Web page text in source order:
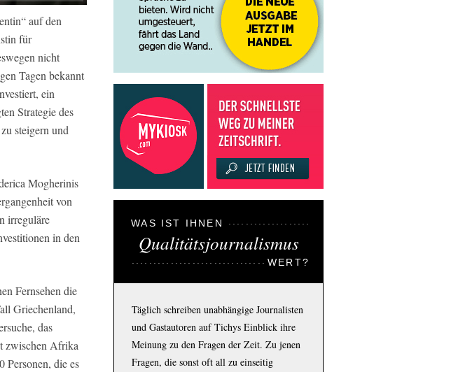
auf den
für
nicht
Tagen bekannt
ein
Strategie des
steigern und
Mogherinis
von
irreguläre
in den
Fernsehen die
Griechenland,
das
zwischen Afrika
Personen, die es
WAS IST IHNEN
Qualitätsjournalismus
WERT?
Täglich schreiben unabhängige Journalisten
und Gastautoren auf Tichys Einblick ihre
Meinung zu den Fragen der Zeit. Zu jenen
Fragen, die sonst oft all zu einseitig